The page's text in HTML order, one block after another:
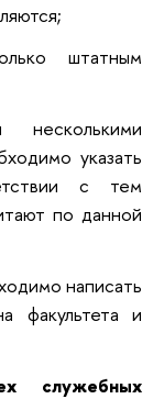
штатным
указать
с тем
по данной
написать
факультета и
служебных